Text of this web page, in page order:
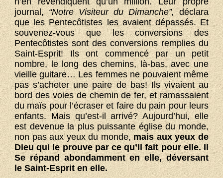
journal,“Notre Visiteur du Dimanche”,déclara
que les Pentecôtistes les avaient dépassés. Et
souvenez-vous que les conversions des
Pentecôtistes sont des conversions remplies du
Saint-Esprit! Ils ont commencé par un petit
nombre, le long des chemins, là-bas, avec une
vieille guitare… Les femmes ne pouvaient même
pas s’acheter une paire de bas! Ils vivaient au
bord des voies de chemin de fer, et ramassaient
du maïs pour l’écraser et faire du pain pour leurs
enfants. Mais qu’est-il arrivé? Aujourd’hui, elle
est devenue la plus puissante église du monde,
non pas aux yeux du monde,mais aux yeux de
Dieu qui le prouve par ce qu’Il fait pour elle. Il
Se répand abondamment en elle, déversant
le Saint-Esprit en elle.